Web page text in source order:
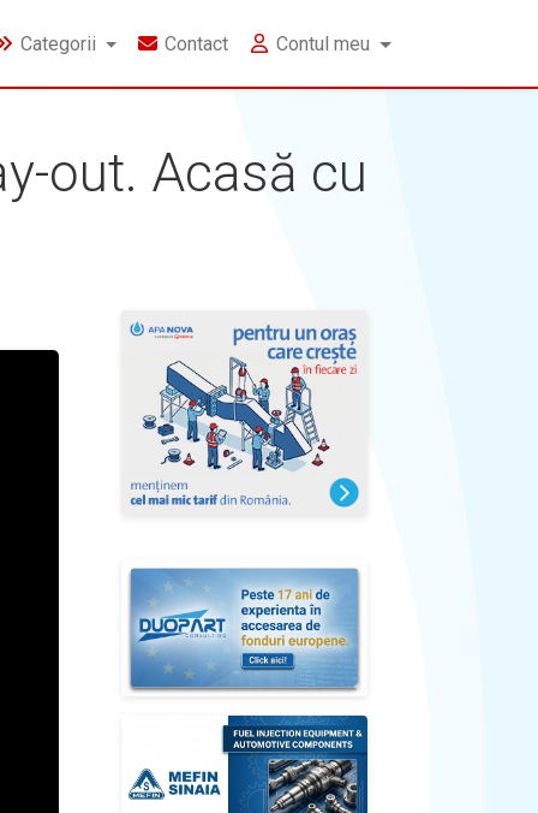
Categorii Contact Contul meu
out. Acasă cu